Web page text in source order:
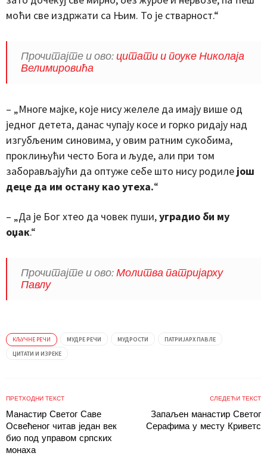
моћи све издржати са Њим. То је стварност.“
Прочитајте и ово:цитати и поуке Николаја
Велимировића
– „Многе мајке, које нису желеле да имају више од
једног детета, данас чупају косе и горко ридају над
изгубљеним синовима, у овим ратним сукобима,
проклињући често Бога и људе, али при том
заборављајући да оптуже себе што нису родиле још
деце да им остану као утеха.“
– „Да је Бог хтео да човек пуши,уградио би му
оџак.“
Прочитајте и ово:Молитва патријарху
Павлу
КЉУЧНЕ РЕЧИ МУДРЕ РЕЧИ МУДРОСТИ
ПАТРИЈАРХ ПАВЛЕ
ЦИТАТИ И ИЗРЕКЕ
ПРЕТХОДНИ ТЕКСТ
Манастир Светог Саве
Освећеног читав један век
био под управом српских
монаха
СЛЕДЕЋИ ТЕКСТ
Запаљен манастир Светог
Серафима у месту Криветс